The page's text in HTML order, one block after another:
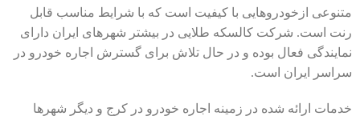
متنوعی ازخودروهایی با کیفیت است که با شرایط مناسب قابل
رنت است. شرکت کالسکه طلایی در بیشتر شهرهای ایران دارای
نمایندگی فعال بوده و در حال تلاش برای گسترش اجاره خودرو در
سراسر ایران است.
خدمات ارائه شده در زمینه اجاره خودرو در کرج و دیگر شهرها